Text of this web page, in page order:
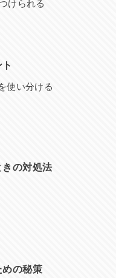
けられる
使い分ける
の対処法
めの秘策